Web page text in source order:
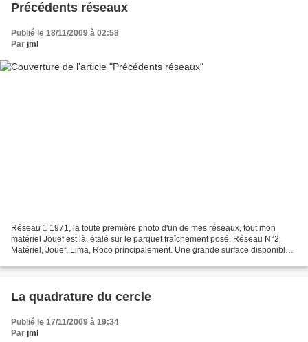
Précédents réseaux
Publié le 18/11/2009 à 02:58
Par jml
Réseau 1 1971, la toute première photo d'un de mes réseaux, tout mon
matériel Jouef est là, étalé sur le parquet fraîchement posé. Réseau N°2.
Matériel, Jouef, Lima, Roco principalement. Une grande surface disponible,
La quadrature du cercle
Publié le 17/11/2009 à 19:34
Par jml